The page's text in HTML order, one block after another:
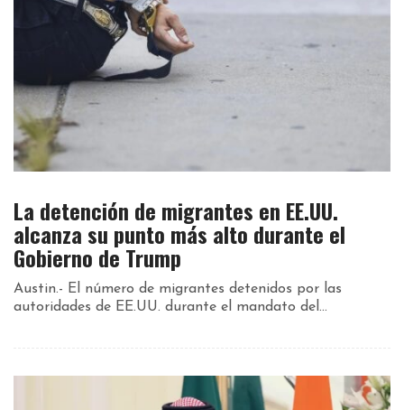
La detención de migrantes en EE.UU.
alcanza su punto más alto durante el
Gobierno de Trump
Austin.- El número de migrantes detenidos por las
autoridades de EE.UU. durante el mandato del...